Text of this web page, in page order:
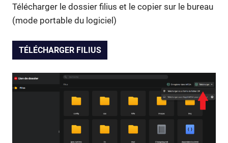
Télécharger le dossier filius et le copier sur le bureau
(mode portable du logiciel)
TÉLÉCHARGER FILIUS